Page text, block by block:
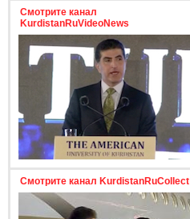
Смотрите канал
KurdistanRuVideoNews
Смотрите канал KurdistanRuCollect